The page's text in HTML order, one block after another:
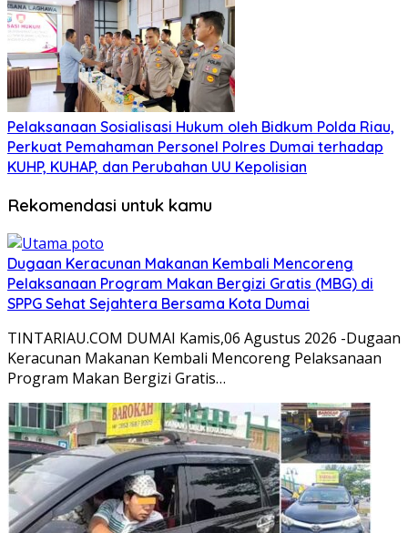
Pelaksanaan Sosialisasi Hukum oleh Bidkum Polda Riau,
Perkuat Pemahaman Personel Polres Dumai terhadap
KUHP, KUHAP, dan Perubahan UU Kepolisian
Rekomendasi untuk kamu
Dugaan Keracunan Makanan Kembali Mencoreng
Pelaksanaan Program Makan Bergizi Gratis (MBG) di
SPPG Sehat Sejahtera Bersama Kota Dumai
TINTARIAU.COM DUMAI Kamis,06 Agustus 2026 -Dugaan
Keracunan Makanan Kembali Mencoreng Pelaksanaan
Program Makan Bergizi Gratis…